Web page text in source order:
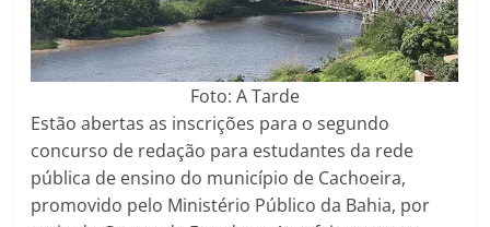
Foto: A Tarde
Estão abertas as inscrições para o segundo
concurso de redação para estudantes da rede
pública de ensino do município de Cachoeira,
promovido pelo Ministério Público da Bahia, por